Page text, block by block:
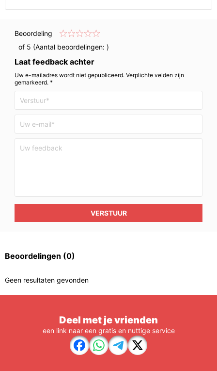
Beoordeling
of 5 (Aantal beoordelingen: )
Laat feedback achter
Uw e-mailadres wordt niet gepubliceerd. Verplichte velden zijn
gemarkeerd. *
VERSTUUR
Beoordelingen (0)
Geen resultaten gevonden
Deel met je vrienden
een link naar een gratis en nuttige service